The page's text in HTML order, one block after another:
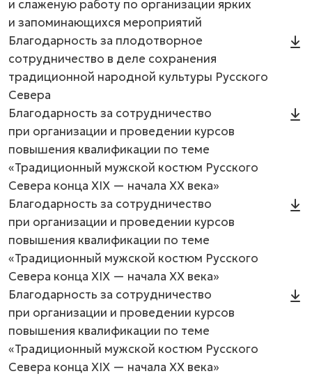
и слаженую работу по организации ярких
и запоминающихся мероприятий
Благодарность за плодотворное
сотрудничество в деле сохранения
традиционной народной культуры Русского
Севера
Благодарность за сотрудничество
при организации и проведении курсов
повышения квалификации по теме
«Традиционный мужской костюм Русского
Севера конца XIX — начала XX века»
Благодарность за сотрудничество
при организации и проведении курсов
повышения квалификации по теме
«Традиционный мужской костюм Русского
Севера конца XIX — начала XX века»
Благодарность за сотрудничество
при организации и проведении курсов
повышения квалификации по теме
«Традиционный мужской костюм Русского
Севера конца XIX — начала XX века»